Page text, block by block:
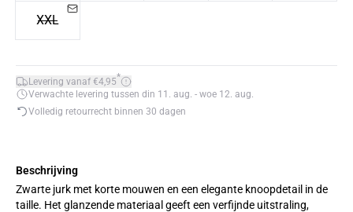
XXL
Levering vanaf €4,95*
Verwachte levering tussen din 11. aug. - woe 12. aug.
Volledig retourrecht binnen 30 dagen
Beschrijving
Zwarte jurk met korte mouwen en een elegante knoopdetail in de
taille. Het glanzende materiaal geeft een verfijnde uitstraling,